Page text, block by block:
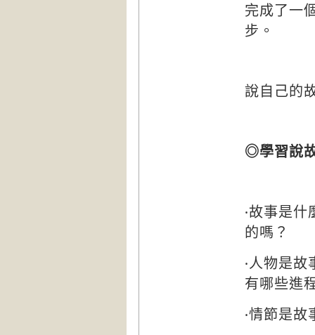
完成了一
步。
說自己的
◎學習說
‧故事是
的嗎？
‧人物是
有哪些進
‧情節是